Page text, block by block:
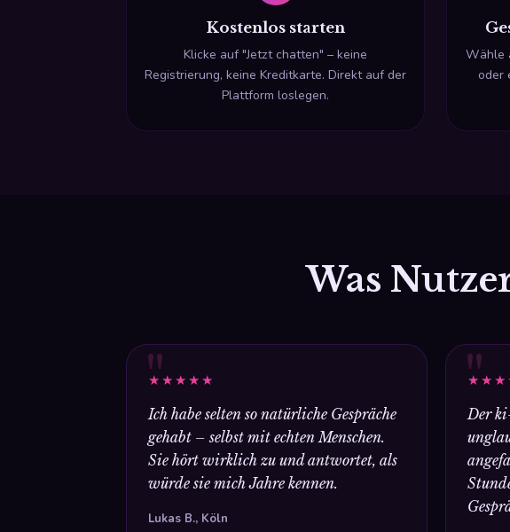
Kostenlos starten
Klicke auf "Jetzt chatten" – keine
Registrierung, keine Kreditkarte. Direkt auf der
Plattform loslegen.
Wähle
oder
Was
"
★★★★★
Ich habe selten so natürliche Gespräche
gehabt – selbst mit echten Menschen.
Sie hört wirklich zu und antwortet, als
würde sie mich Jahre kennen.
Lukas B., Köln
"
Der